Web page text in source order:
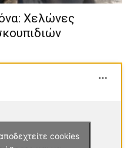
Χελώνες
cookies